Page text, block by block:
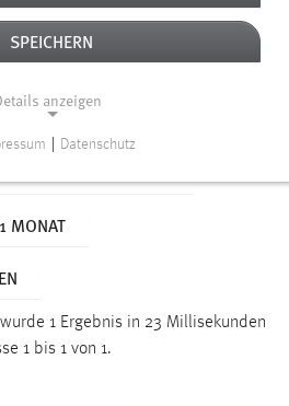
MONAT
wurde 1 Ergebnis in 23 Millisekunden
1 bis 1 von 1.
SPEICHERN
anzeigen
für die einwandfreie Funktion der
Datenschutz